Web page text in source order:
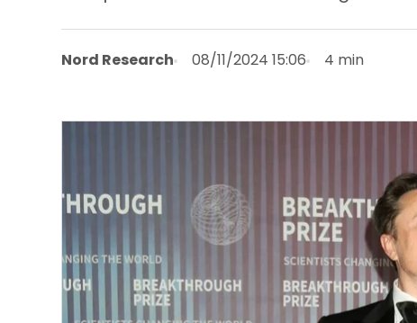
Nord Research 08/11/2024 15:06 4 min